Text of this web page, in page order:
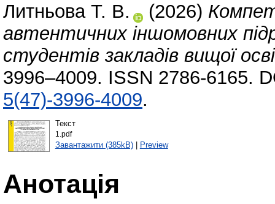
Литньова Т. В. (2026)
автентичних іншомовних
студентів закладів вищої
3996–4009. ISSN 2786-6165.
5(47)-3996-4009.
Текст
1.pdf
Завантажити (385kB)| Preview
Анотація